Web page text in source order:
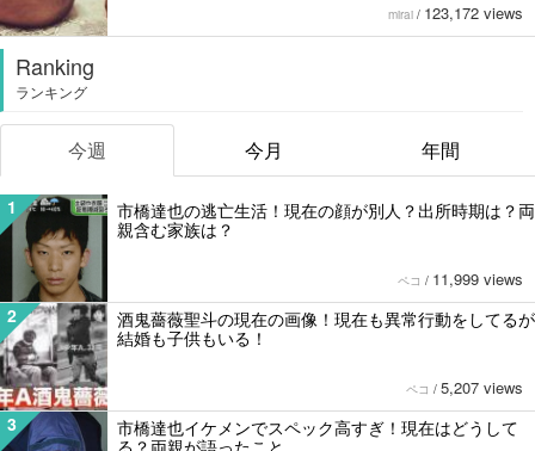
mirai / 123,172 views
Ranking
ランキング
今週 今月 年間
1
市橋達也の逃亡生活！現在の顔が別人？出所時期は？両
親含む家族は？
ペコ / 11,999 views
2
酒鬼薔薇聖斗の現在の画像！現在も異常行動をしてるが
結婚も子供もいる！
ペコ / 5,207 views
3
市橋達也イケメンでスペック高すぎ！現在はどうして